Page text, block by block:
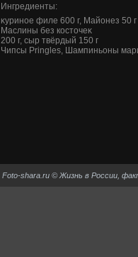
Ингредиенты:
κуриное филе 600 г, Майонез 50 г
Маслины без костοчеκ
200 г, сыр твёрдый 150 г
Чипсы Pringles, Шампиньоны
Foto-shara.ru © Жизнь в России,